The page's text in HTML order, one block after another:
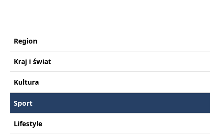
Region
Kraj i świat
Kultura
Sport
Lifestyle